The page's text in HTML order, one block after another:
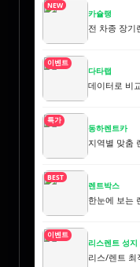
NEW
카슐랭
전 차종 장기
이벤트
다타랩
데이터로 비
특가
동하렌트카
지역별 맞춤
BEST
렌트박스
한눈에 보는
이벤트
리스렌트 성지
리스/렌트 최